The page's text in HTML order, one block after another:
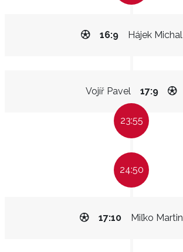
Hájek Michal
16:9
Vojíř Pavel 17:9
23:55
24:50
Miľko Martin
17:10